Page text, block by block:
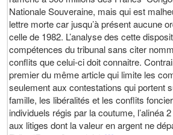
Nationale Souveraine, mais qui est
lettre morte car jusqu’à présent aucune
celle de 1982. L’analyse des cette
compétences du tribunal sans citer
conflits que celui-ci doit connaitre.
premier du même article qui limite les
seulement aux contestations qui portent
famille, les libéralités et les conflits
individuels régis par la coutume, l’alinéa
aux litiges dont la valeur en argent ne